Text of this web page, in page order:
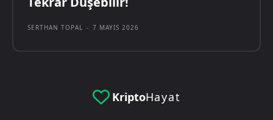
SERTHAN TOPAL - 7 MAYIS 2026
KriptoHayat